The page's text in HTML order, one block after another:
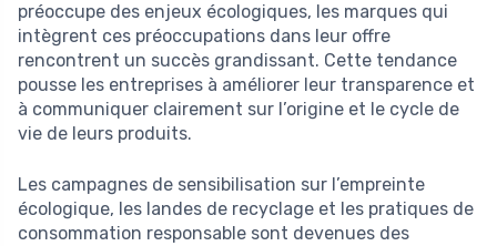
préoccupe des enjeux écologiques, les marques qui
intègrent ces préoccupations dans leur offre
rencontrent un succès grandissant. Cette tendance
pousse les entreprises à améliorer leur transparence et
à communiquer clairement sur l’origine et le cycle de
vie de leurs produits.
Les campagnes de sensibilisation sur l’empreinte
écologique, les landes de recyclage et les pratiques de
consommation responsable sont devenues des